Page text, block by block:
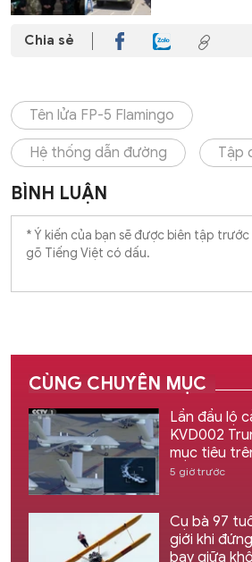
Chia sẻ
Tên lửa FP-5 Flamingo
Hệ thống dẫn đường Tập
BÌNH LUẬN
CÙNG CHUYÊN MỤC
Lần đầu lộ
KVD002
mục tiêu
5 giờ trước
Cụ bà 97
giới khi
bay giữa